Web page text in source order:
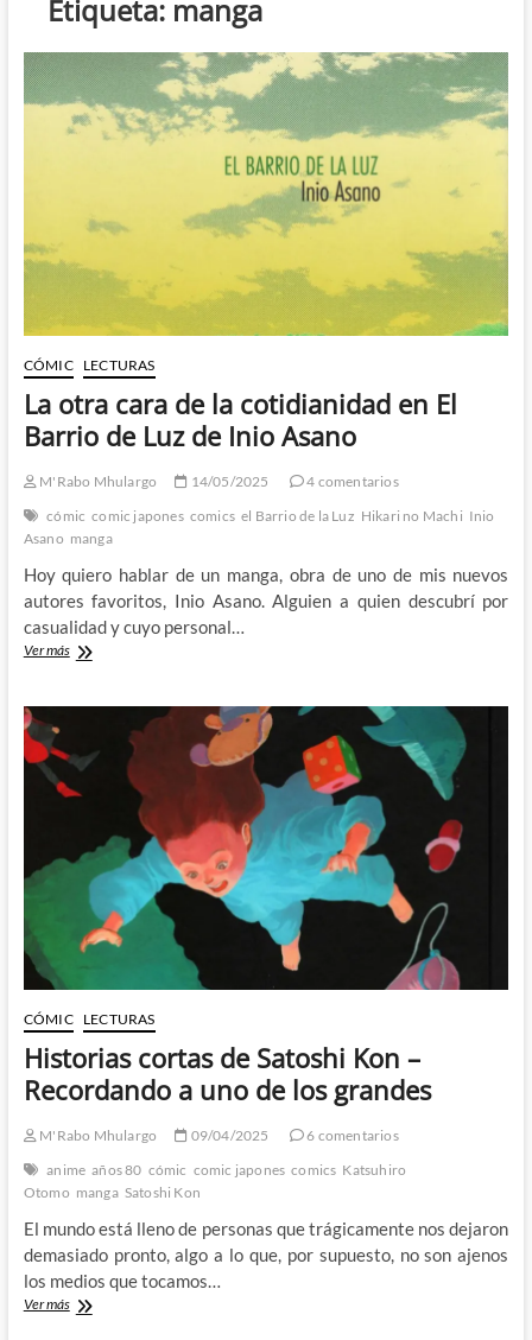
Etiqueta: manga
CÓMIC LECTURAS
La otra cara de la cotidianidad en El
Barrio de Luz de Inio Asano
M'Rabo Mhulargo 14/05/2025
4 comentarios
cómic comic japones comics el Barrio de la Luz Hikari no Machi Inio
Asano manga
Hoy quiero hablar de un manga, obra de uno de mis nuevos
autores favoritos, Inio Asano. Alguien a quien descubrí por
casualidad y cuyo personal…
Ver másLa
cotidianidad
en
El
Luz
Inio
Asano
CÓMIC LECTURAS
Historias cortas de Satoshi Kon –
Recordando a uno de los grandes
M'Rabo Mhulargo 09/04/2025
6 comentarios
anime años 80 cómic comic japones comics Katsuhiro
Otomo manga Satoshi Kon
El mundo está lleno de personas que trágicamente nos dejaron
demasiado pronto, algo a lo que, por supuesto, no son ajenos
los medios que tocamos…
Ver másHistorias